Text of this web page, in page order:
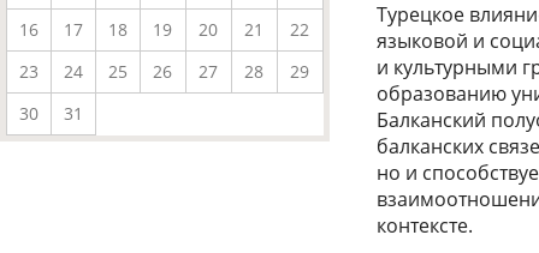
16
17 18 19 20 21
22
23
24 25 26 27 28
29
30
31
Турецкое
языковой и
и культурными
образованию
Балканский
балканских
но и
контексте.